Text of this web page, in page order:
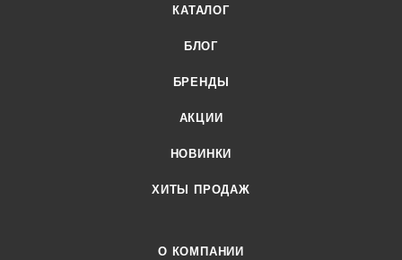
всей России, заказать можно по телефону +7 (499) 394-31-
КАТАЛОГ
БЛОГ
БРЕНДЫ
АКЦИИ
НОВИНКИ
ХИТЫ ПРОДАЖ
О КОМПАНИИ